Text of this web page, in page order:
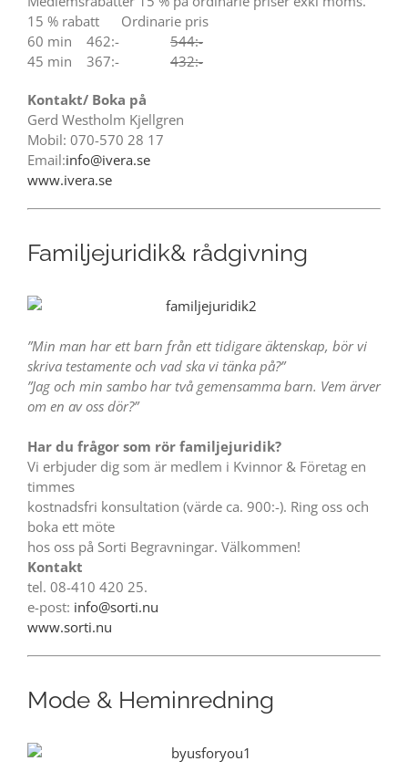
15 % rabatt Ordinarie pris
60 min 462:- 544:-
45 min 367:- 432:-
Kontakt/ Boka på
Gerd Westholm Kjellgren
Mobil: 070-570 28 17
Email:info@ivera.se
www.ivera.se
Familjejuridik& rådgivning
”Min man har ett barn från ett tidigare äktenskap, bör vi
skriva testamente och vad ska vi tänka på?”
”Jag och min sambo har två gemensamma barn. Vem ärver
om en av oss dör?”
Har du frågor som rör familjejuridik?
Vi erbjuder dig som är medlem i Kvinnor & Företag en
timmes
kostnadsfri konsultation (värde ca. 900:-). Ring oss och
boka ett möte
hos oss på Sorti Begravningar. Välkommen!
Kontakt
tel. 08-410 420 25.
e-post: info@sorti.nu
www.sorti.nu
Mode & Heminredning